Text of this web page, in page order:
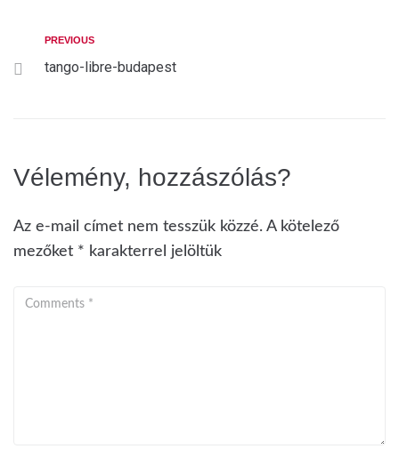
PREVIOUS
tango-libre-budapest
Vélemény, hozzászólás?
Az e-mail címet nem tesszük közzé. A kötelező
mezőket * karakterrel jelöltük